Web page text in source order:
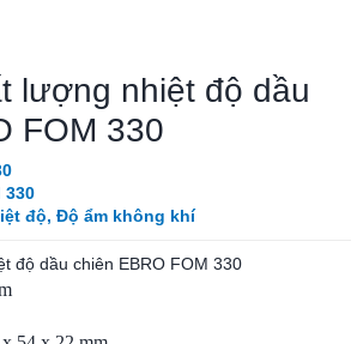
lượng nhiệt độ dầu
FOM 330
330
độ, Độ ẩm không khí
độ dầu chiên EBRO FOM 330